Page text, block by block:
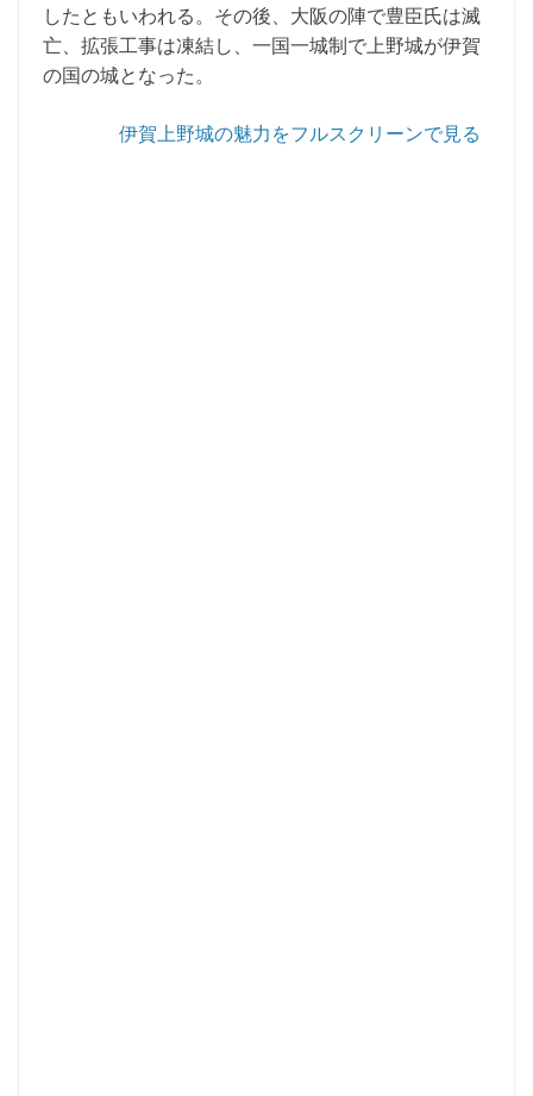
したともいわれる。その後、大阪の陣で豊臣氏は滅
亡、拡張工事は凍結し、一国一城制で上野城が伊賀
の国の城となった。
伊賀上野城の魅力をフルスクリーンで見る